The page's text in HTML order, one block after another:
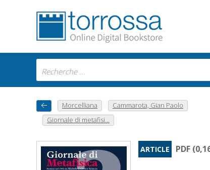
Morcelliana
Cammarota, Gian Paolo
Giornale di metafisi...
ARTICLE PDF